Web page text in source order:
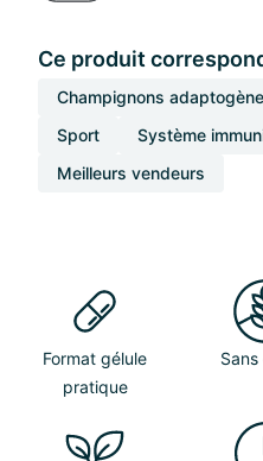
Ce produit
Champignons
Sport
Système
Meilleurs vendeurs
Format gélule
pratique